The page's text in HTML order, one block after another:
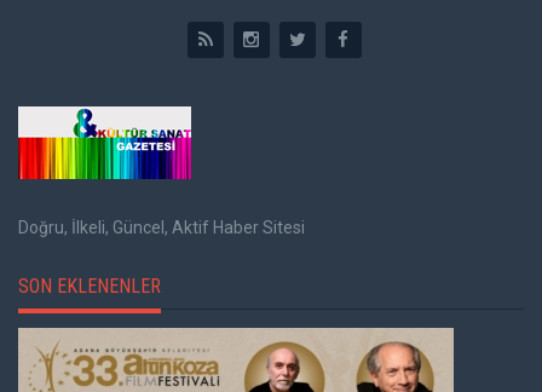
Doğru, İlkeli, Güncel, Aktif Haber Sitesi
SON EKLENENLER